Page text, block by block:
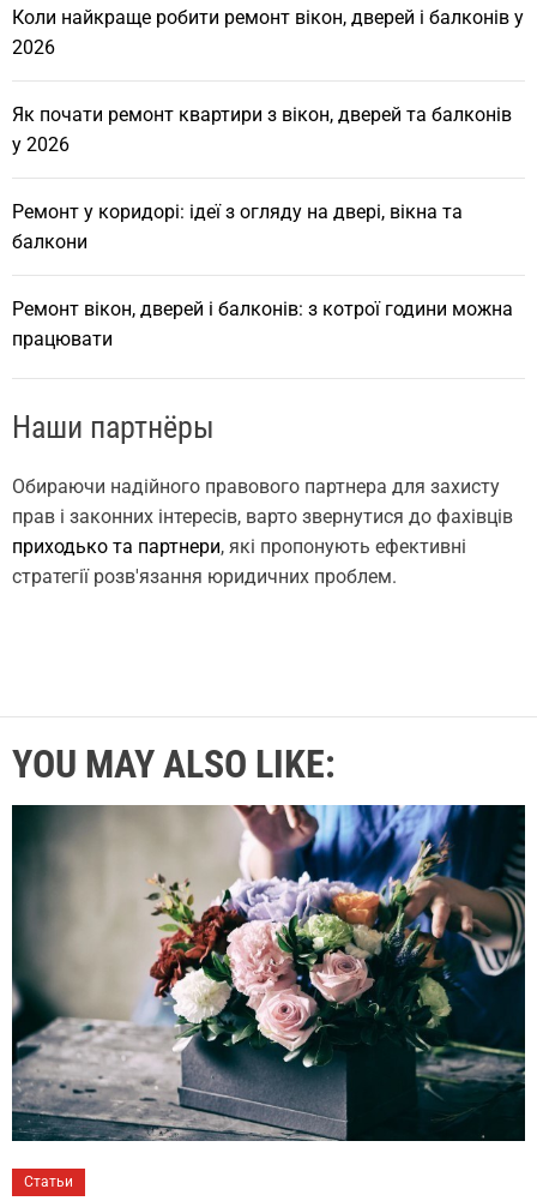
Коли найкраще робити ремонт вікон, дверей і балконів у
2026
Як почати ремонт квартири з вікон, дверей та балконів
у 2026
Ремонт у коридорі: ідеї з огляду на двері, вікна та
балкони
Ремонт вікон, дверей і балконів: з котрої години можна
працювати
Наши партнёры
Обираючи надійного правового партнера для захисту
прав і законних інтересів, варто звернутися до фахівців
приходько та партнери, які пропонують ефективні
стратегії розв'язання юридичних проблем.
YOU MAY ALSO LIKE:
Статьи